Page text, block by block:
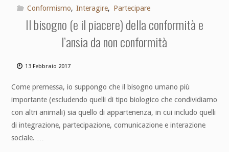
Conformismo, Interagire, Partecipare
Il bisogno (e il piacere) della conformità e
l’ansia da non conformità
13 Febbraio 2017
Come premessa, io suppongo che il bisogno umano più
importante (escludendo quelli di tipo biologico che condividiamo
con altri animali) sia quello di appartenenza, in cui includo quelli
di integrazione, partecipazione, comunicazione e interazione
sociale. …